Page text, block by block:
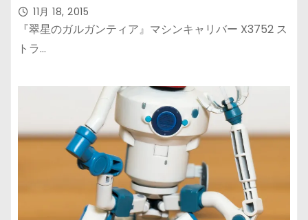
11月 18, 2015
『翠星のガルガンティア』マシンキャリバー X3752 ス
トラ…